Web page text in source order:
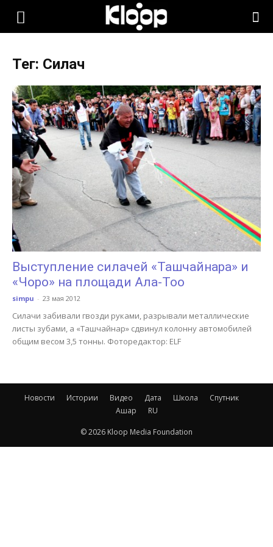
KLOOP.KG
Новости
Кыргызстана
Тег: Силач
Выступление силачей «Ташчайнара» и
«Чоро» на площади Ала-Тоо
simpu - 23 мая 2012
Силачи забивали гвозди руками, разрывали металлические
листы зубами, а «Ташчайнар» сдвинул колонну автомобилей
общим весом 3,5 тонны. Фоторедактор: ELF
Новости Истории Видео Дата Школа
Спутник
Ашар
RU
© 2026 Kloop Media Foundation